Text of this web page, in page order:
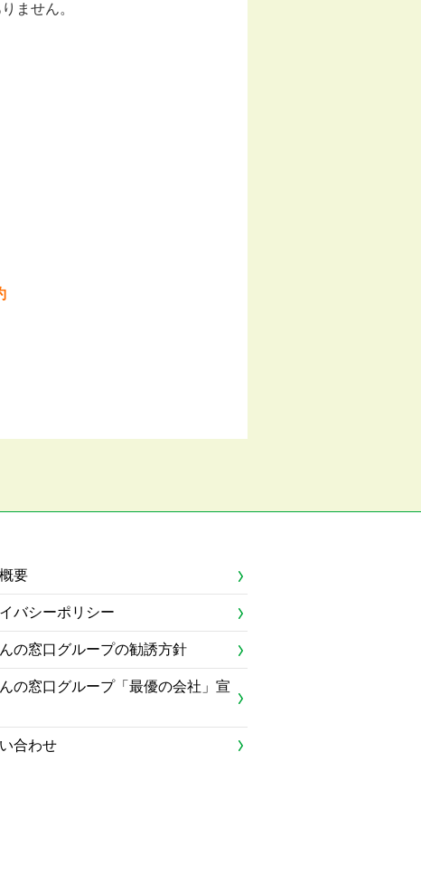
ません。
要
バシーポリシー
の窓口グループの勧誘方針
の窓口グループ「最優の会社」宣
合わせ